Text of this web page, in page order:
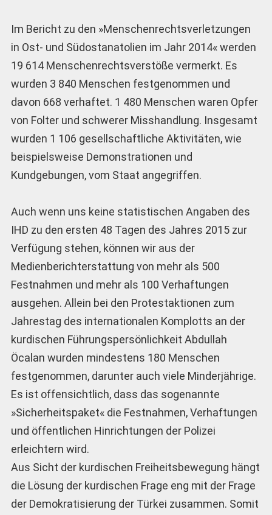
Im Bericht zu den »Menschenrechtsverletzungen
in Ost- und Südostanatolien im Jahr 2014« werden
19 614 Menschenrechtsverstöße vermerkt. Es
wurden 3 840 Menschen festgenommen und
davon 668 verhaftet. 1 480 Menschen waren Opfer
von Folter und schwerer Misshandlung. Insgesamt
wurden 1 106 gesellschaftliche Aktivitäten, wie
beispielsweise Demonstrationen und
Kundgebungen, vom Staat angegriffen.
Auch wenn uns keine statistischen Angaben des
IHD zu den ersten 48 Tagen des Jahres 2015 zur
Verfügung stehen, können wir aus der
Medienberichterstattung von mehr als 500
Festnahmen und mehr als 100 Verhaftungen
ausgehen. Allein bei den Protestaktionen zum
Jahrestag des internationalen Komplotts an der
kurdischen Führungspersönlichkeit Abdullah
Öcalan wurden mindestens 180 Menschen
festgenommen, darunter auch viele Minderjährige.
Es ist offensichtlich, dass das sogenannte
»Sicherheitspaket« die Festnahmen, Verhaftungen
und öffentlichen Hinrichtungen der Polizei
erleichtern wird.
Aus Sicht der kurdischen Freiheitsbewegung hängt
die Lösung der kurdischen Frage eng mit der Frage
der Demokratisierung der Türkei zusammen. Somit